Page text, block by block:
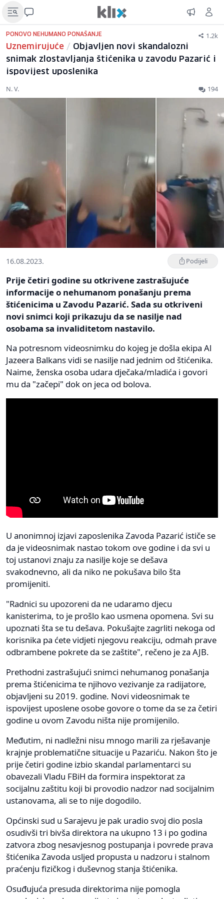
PONOVO NEHUMANO PONAŠANJE 1.2k
Uznemirujuće / Objavljen novi skandalozni
snimak zlostavljanja štićenika u zavodu Pazarić i
ispovijest uposlenika
N. V. 194
16.08.2023. Podijeli
Prije četiri godine su otkrivene zastrašujuće
informacije o nehumanom ponašanju prema
štićenicima u Zavodu Pazarić. Sada su otkriveni
novi snimci koji prikazuju da se nasilje nad
osobama sa invaliditetom nastavilo.
Na potresnom videosnimku do kojeg je došla ekipa Al
Jazeera Balkans vidi se nasilje nad jednim od štićenika.
Naime, ženska osoba udara dječaka/mladića i govori
mu da "začepi" dok on jeca od bolova.
U anonimnoj izjavi zaposlenika Zavoda Pazarić ističe se
da je videosnimak nastao tokom ove godine i da svi u
toj ustanovi znaju za nasilje koje se dešava
svakodnevno, ali da niko ne pokušava bilo šta
promijeniti.
"Radnici su upozoreni da ne udaramo djecu
kanisterima, to je prošlo kao usmena opomena. Svi su
upoznati šta se tu dešava. Pokušajte zagrliti nekoga od
korisnika pa ćete vidjeti njegovu reakciju, odmah prave
odbrambene pokrete da se zaštite", rečeno je za AJB.
Prethodni zastrašujući snimci nehumanog ponašanja
prema štićenicima te njihovo vezivanje za radijatore,
objavljeni su 2019. godine. Novi videosnimak te
ispovijest uposlene osobe govore o tome da se za četiri
godine u ovom Zavodu ništa nije promijenilo.
Međutim, ni nadležni nisu mnogo marili za rješavanje
krajnje problematične situacije u Pazariću. Nakon što je
prije četiri godine izbio skandal parlamentarci su
obavezali Vladu FBiH da formira inspektorat za
socijalnu zaštitu koji bi provodio nadzor nad socijalnim
ustanovama, ali se to nije dogodilo.
Općinski sud u Sarajevu je pak uradio svoj dio posla
osudivši tri bivša direktora na ukupno 13 i po godina
zatvora zbog nesavjesnog postupanja i povrede prava
štićenika Zavoda usljed propusta u nadzoru i stalnom
praćenju fizičkog i duševnog stanja štićenika.
Osuđujuća presuda direktorima nije pomogla